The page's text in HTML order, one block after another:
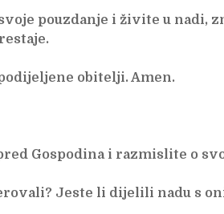
pouzdanje i živite u nadi,
obitelji. Amen.
Gospodina i razmislite o
Jeste li dijelili nadu s